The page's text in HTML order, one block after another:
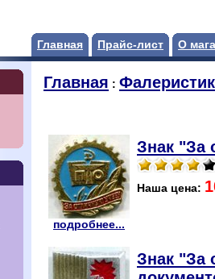
Главная Прайс-лист О
Главная :
подробнее...
Знак "За
Наша цена:
Знак "За